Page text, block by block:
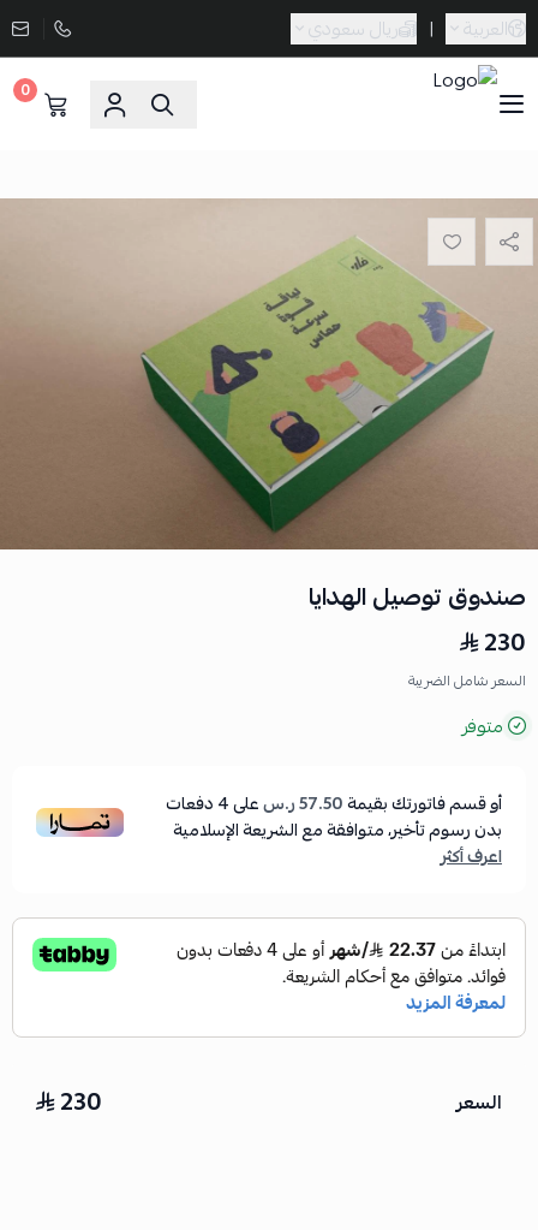
العربية | ريال سعودي
0
صندوق توصيل الهدايا
230
السعر شامل الضريبة
متوفر
أو قسم فاتورتك بقيمة57.50 ر.س على4دفعات
بدون رسوم تأخير، متوافقة مع الشريعة الإسلامية
اعرف أكثر
السعر 230